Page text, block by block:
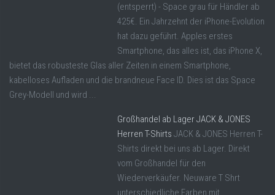
(entsperrt) - Space grau für Händler ab
425€. Ein Jahrzehnt der iPhone-Evolution
hat dazu geführt. Apples erstes
Smartphone, das alles ist, das iPhone X,
bietet das robusteste Glas aller Zeiten in einem Smartphone,
kabelloses Aufladen und die brandneue Face ID. Dies ist das Space
Grey-Modell und wird ...
Großhandel ab Lager JACK & JONES
Herren T-Shirts JACK & JONES Herren T-
Shirts direkt bei uns ab Lager. Direkt
vom Großhandel für den
Wiederverkäufer. Neuware T Shrt
unterschiedliche Farben mit